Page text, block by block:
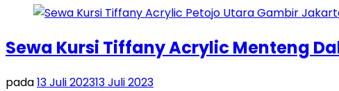
Sewa Kursi Tiffany Acrylic Menteng
pada13 Juli 202313 Juli 2023